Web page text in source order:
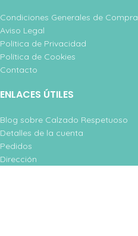
Condiciones Generales de Compra
Aviso Legal
Política de Privacidad
Política de Cookies
Contacto
ENLACES ÚTILES
Blog sobre Calzado Respetuoso
Detalles de la cuenta
Pedidos
Dirección